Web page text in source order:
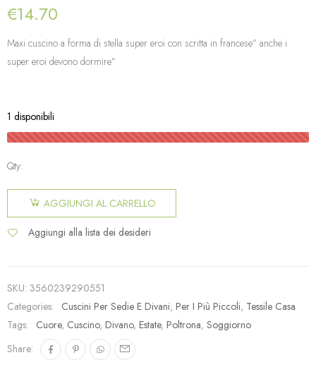
€14.70
Maxi cuscino a forma di stella super eroi con scritta in francese” anche i
super eroi devono dormire”
1 disponibili
Qty:
AGGIUNGI AL CARRELLO
Aggiungi alla lista dei desideri
SKU: 3560239290551
Categories:
Cuscini Per Sedie E Divani, Per I Più Piccoli, Tessile Casa
Tags:
Cuore, Cuscino, Divano, Estate, Poltrona, Soggiorno
Share: